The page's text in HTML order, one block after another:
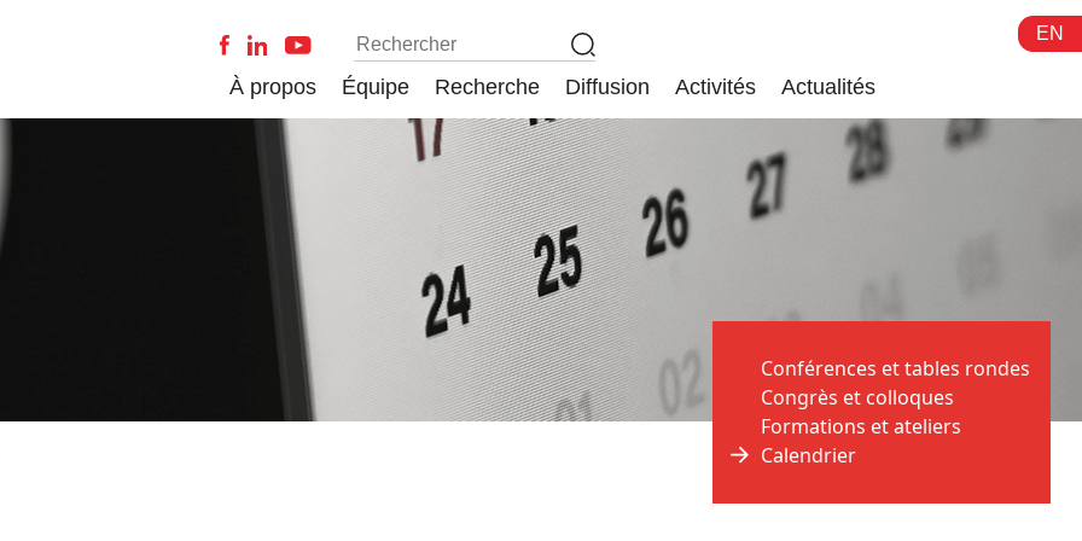
EN
À propos Équipe Recherche Diffusion Activités Actualités
Conférences et tables rondes
Congrès et colloques
Formations et ateliers
Calendrier